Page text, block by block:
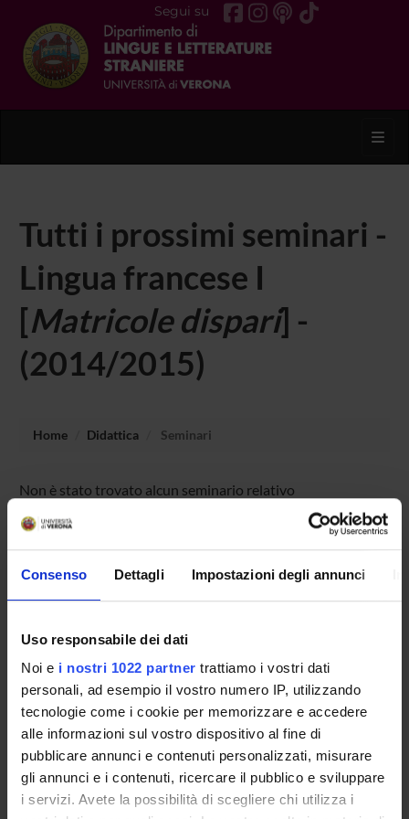
Consenso Dettagli Impostazioni degli annunci
Uso responsabile dei dati
Noi e i nostri 1022 partner trattiamo i vostri dati
personali, ad esempio il vostro numero IP, utilizzando
tecnologie come i cookie per memorizzare e accedere
alle informazioni sul vostro dispositivo al fine di
pubblicare annunci e contenuti personalizzati, misurare
gli annunci e i contenuti, ricercare il pubblico e sviluppare
i servizi. Avete la possibilità di scegliere chi utilizza i
Segui su
Tutti i prossimi seminari -
Lingua francese I
[Matricole dispari] -
(2014/2015)
Home Didattica Seminari
Non è stato trovato alcun seminario relativo
CORSI DI STUDIO
DOTTORATI DI RICERCA E FORMAZIONE
SUPERIORE
Contatti
Persone
Luoghi